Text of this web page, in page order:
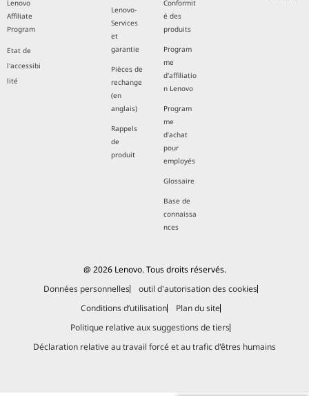
Lenovo
Affiliate
Program
Etat de
l'accessibi
lité
Lenovo-
Services
et
garantie
Pièces de
rechange
(en
anglais)
Rappels
de
produit
Conformit
é des
produits
Program
me
d'affiliatio
n Lenovo
Program
me
d’achat
pour
employés
Glossaire
Base de
connaissa
nces
@ 2026 Lenovo. Tous droits réservés.
Données personnelles
outil d'autorisation des cookies
Conditions d’utilisation
Plan du site
Politique relative aux suggestions de tiers
Déclaration relative au travail forcé et au trafic d'êtres humains